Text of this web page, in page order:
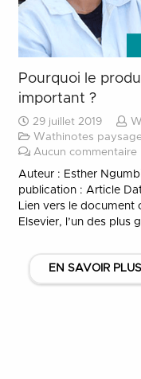
Pourquoi le
important ?
29 juillet 2019
Wathinotes
Aucun commentaire
Auteur : Esther
publication : Article
Lien vers le
Elsevier, l’un des plus
EN SAVOIR PLUS